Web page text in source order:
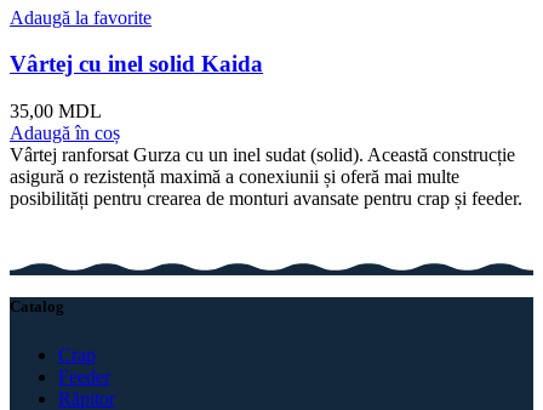
Adaugă la favorite
Vârtej cu inel solid Kaida
35,00 MDL
Adaugă în coș
Vârtej ranforsat Gurza cu un inel sudat (solid). Această construcție
asigură o rezistență maximă a conexiunii și oferă mai multe
posibilități pentru crearea de monturi avansate pentru crap și feeder.
Catalog
Crap
Feeder
Răpitor